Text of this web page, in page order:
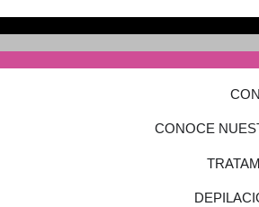
CONOCE